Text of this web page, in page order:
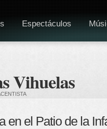
Vihuelas
Espectáculos
en el Patio de la